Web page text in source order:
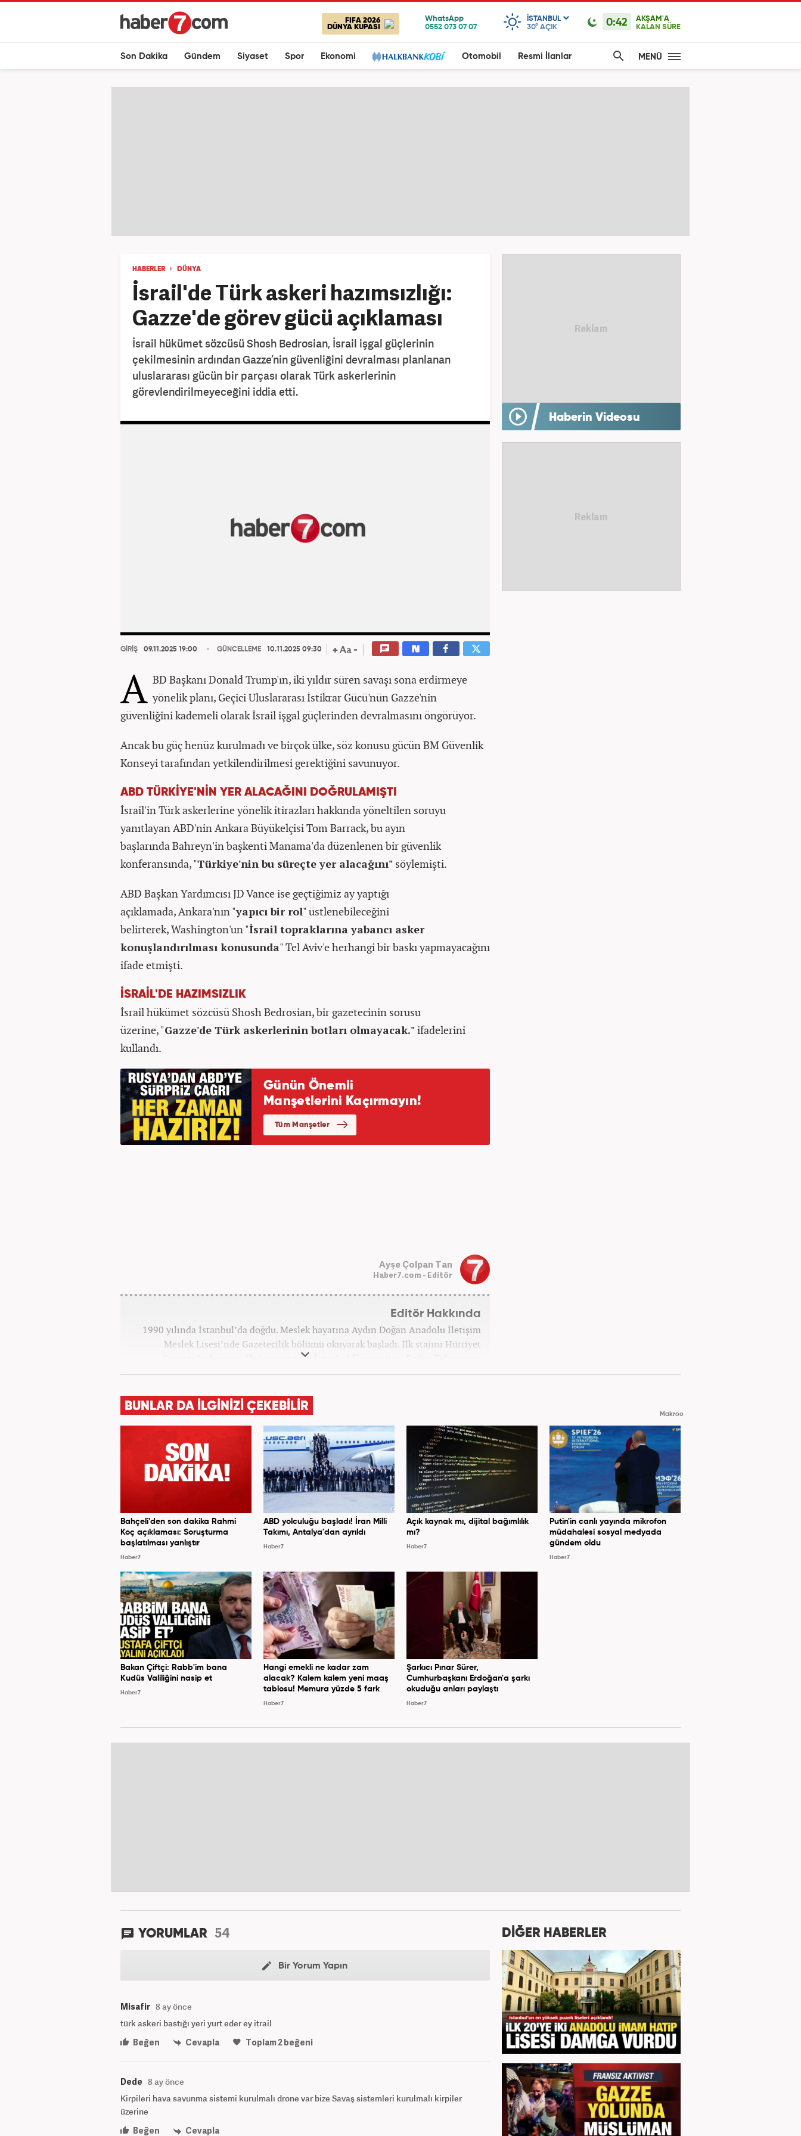
FIFA 2026
DÜNYA KUPASI
ISTANBUL
30° AÇIK 0:42
AKŞAM'A
KALAN SÜRE
Son Dakika Gündem Siyaset Spor Ekonomi Otomobil Resmi İlanlar MENÜ
HABERLER DÜNYA
İsrail'de Türk askeri hazımsızlığı:
Gazze'de görev gücü açıklaması
İsrail hükümet sözcüsü Shosh Bedrosian, İsrail işgal güçlerinin
çekilmesinin ardından Gazze’nin güvenliğini devralması planlanan
uluslararası gücün bir parçası olarak Türk askerlerinin
görevlendirilmeyeceğini iddia etti.
GİRİŞ 09.11.2025 19:00 GÜNCELLEME 10.11.2025 09:30
A BD Başkanı Donald Trump'ın, iki yıldır süren savaşı sona erdirmeye
yönelik planı, Geçici Uluslararası İstikrar Gücü'nün Gazze'nin
güvenliğini kademeli olarak İsrail işgal güçlerinden devralmasını öngörüyor.
Ancak bu güç henüz kurulmadı ve birçok ülke, söz konusu gücün BM Güvenlik
Konseyi tarafından yetkilendirilmesi gerektiğini savunuyor.
ABD TÜRKİYE'NİN YER ALACAĞINI DOĞRULAMIŞTI
İsrail'in Türk askerlerine yönelik itirazları hakkında yöneltilen soruyu
yanıtlayan ABD'nin Ankara Büyükelçisi Tom Barrack, bu ayın
başlarında Bahreyn'in başkenti Manama'da düzenlenen bir güvenlik
konferansında, "Türkiye'nin bu süreçte yer alacağını" söylemişti.
ABD Başkan Yardımcısı JD Vance ise geçtiğimiz ay yaptığı
açıklamada, Ankara'nın "yapıcı bir rol" üstlenebileceğini
belirterek, Washington'un "İsrail topraklarına yabancı asker
konuşlandırılması konusunda" Tel Aviv'e herhangi bir baskı yapmayacağını
ifade etmişti.
İSRAİL'DE HAZIMSIZLIK
İsrail hükümet sözcüsü Shosh Bedrosian, bir gazetecinin sorusu
üzerine, "Gazze'de Türk askerlerinin botları olmayacak."ifadelerini
kullandı.
Ayşe Çolpan Tan
Haber7.com - Editör
Editör Hakkında
1990 yılında İstanbul’da doğdu. Meslek hayatına Aydın Doğan Anadolu İletişim
Meslek Lisesi’nde Gazetecilik bölümü okuyarak başladı. İlk stajını Hürriyet
Gazetesi’nde yaptı. Üniversiteyi ise İstanbul Üniversitesi Radyo Televizyon
Yayımcılığı bölümünde tamamladı. 2009 yılında Milliyet Gazetesi’nde internet
televizyon bulunmaktadır. Meslek hayatına Haber7.com’da “Gündem Editörü”
olarak devam etmektedir. Evli ve 2 çocuk annesidir.
Haberin Videosu
BUNLAR DA İLGİNİZİ ÇEKEBİLİR
Makroo
Bahçeli'den son dakika Rahmi
Koç açıklaması: Soruşturma
başlatılması yanlıştır
Haber7
ABD yolculuğu başladı! İran Milli
Takımı, Antalya'dan ayrıldı
Haber7
Açık kaynak mı, dijital bağımlılık
mı?
Haber7
Putin'in canlı yayında mikrofon
müdahalesi sosyal medyada
gündem oldu
Haber7
Bakan Çiftçi: Rabb'im bana
Kudüs Valiliğini nasip et
Haber7
Hangi emekli ne kadar zam
alacak? Kalem kalem yeni maaş
tablosu! Memura yüzde 5 fark
Haber7
Şarkıcı Pınar Sürer,
Cumhurbaşkanı Erdoğan'a şarkı
okuduğu anları paylaştı
Haber7
YORUMLAR 54
Bir Yorum Yapın
Misafir 8 ay önce
türk askeri bastığı yeri yurt eder ey itrail
Beğen
Cevapla Toplam2beğeni
Dede 8 ay önce
Kirpileri hava savunma sistemi kurulmalı drone var bize Savaş sistemleri kurulmalı kirpiler
üzerine
Beğen
Cevapla
DİĞER HABERLER